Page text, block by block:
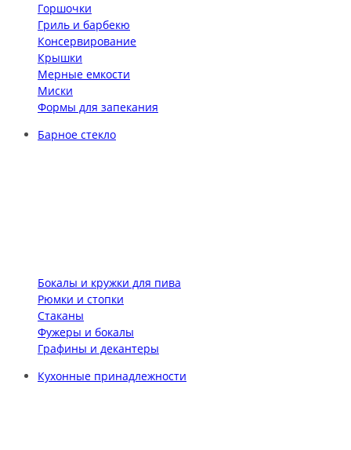
Горшочки
Гриль и барбекю
Консервирование
Крышки
Мерные емкости
Миски
Формы для запекания
Барное стекло
Бокалы и кружки для пива
Рюмки и стопки
Стаканы
Фужеры и бокалы
Графины и декантеры
Кухонные принадлежности